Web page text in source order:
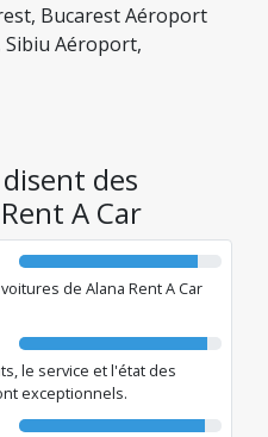
Bucarest Aéroport
Aéroport,
des
A Car
de Alana Rent A Car
le service et l'état des
exceptionnels.